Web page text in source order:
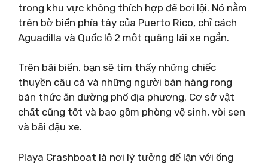
trong khu vực không thích hợp để bơi lội. Nó nằm
trên bờ biển phía tây của Puerto Rico, chỉ cách
Aguadilla và Quốc lộ 2 một quãng lái xe ngắn.
Trên bãi biển, bạn sẽ tìm thấy những chiếc
thuyền câu cá và những người bán hàng rong
bán thức ăn đường phố địa phương. Cơ sở vật
chất cũng tốt và bao gồm phòng vệ sinh, vòi sen
và bãi đậu xe.
Playa Crashboat là nơi lý tưởng để lặn với ống